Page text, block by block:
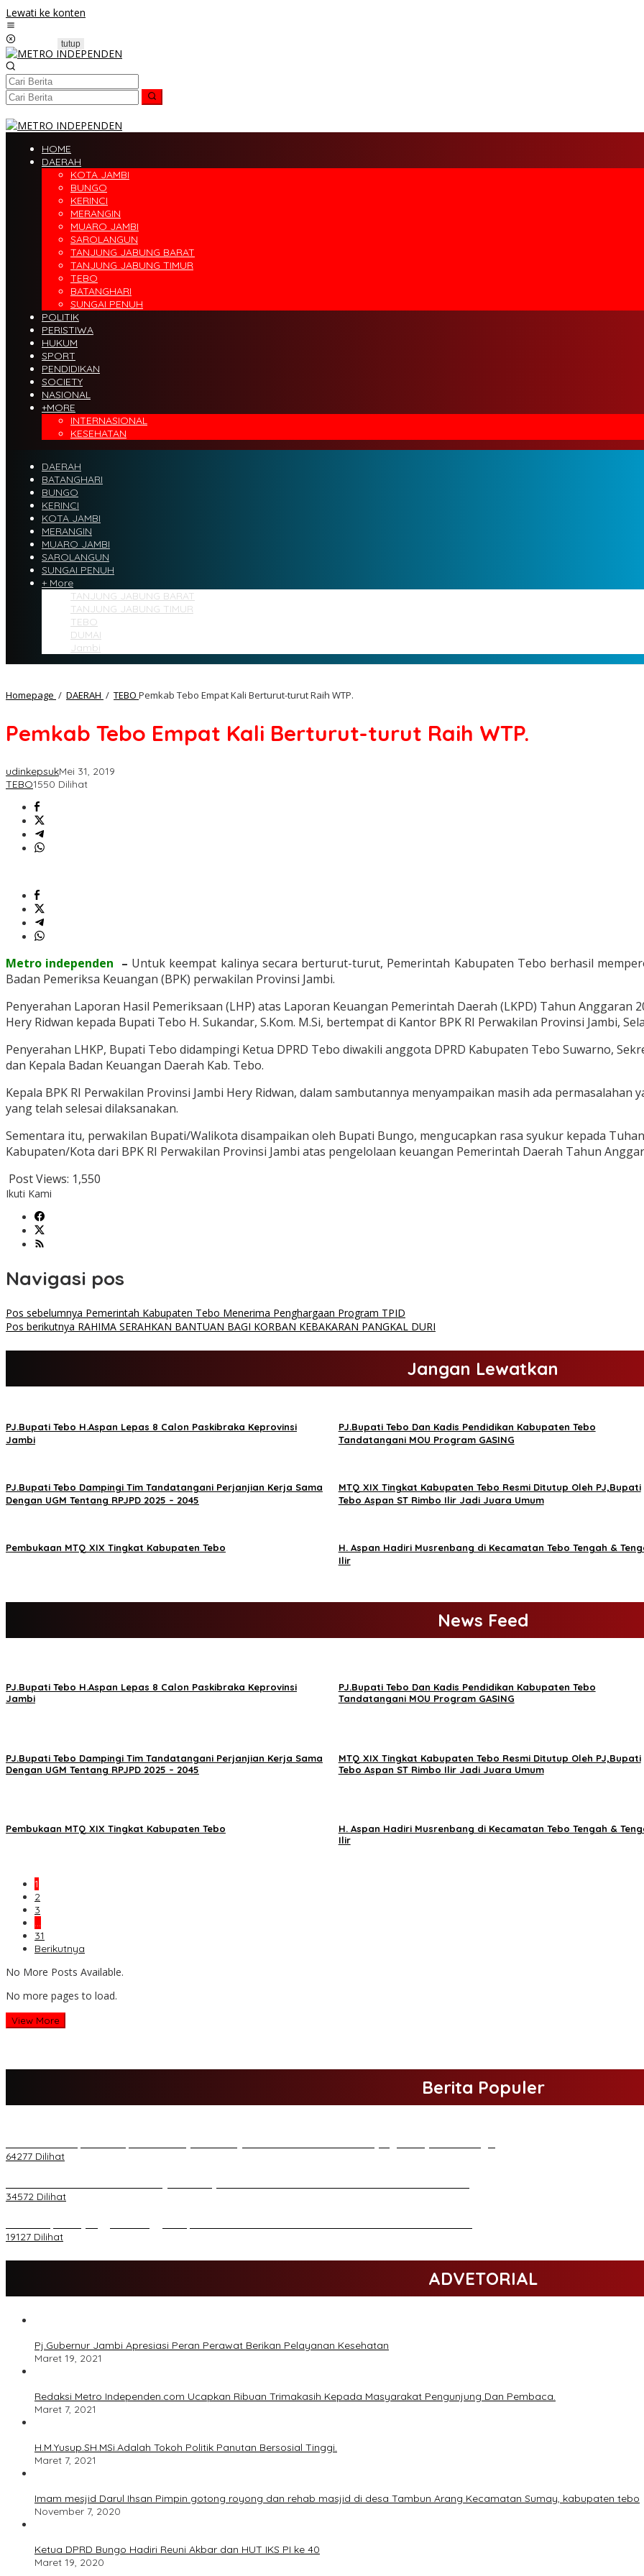
Lewati ke konten
HOME
DAERAH
KOTA JAMBI
BUNGO
KERINCI
MERANGIN
MUARO JAMBI
SAROLANGUN
TANJUNG JABUNG BARAT
TANJUNG JABUNG TIMUR
TEBO
BATANGHARI
SUNGAI PENUH
POLITIK
PERISTIWA
HUKUM
SPORT
PENDIDIKAN
SOCIETY
NASIONAL
+MORE
INTERNASIONAL
KESEHATAN
DAERAH
BATANGHARI
BUNGO
KERINCI
KOTA JAMBI
MERANGIN
MUARO JAMBI
SAROLANGUN
SUNGAI PENUH
+ More
TANJUNG JABUNG BARAT
TANJUNG JABUNG TIMUR
TEBO
DUMAI
Jambi
tutup
Homepage / DAERAH / TEBO Pemkab Tebo Empat Kali Berturut-turut Raih WTP.
Pemkab Tebo Empat Kali Berturut-turut Raih WTP.
udinkepsukMei 31, 2019
TEBO1550 Dilihat
Metro independen – Untuk keempat kalinya secara berturut-turut, Pemerintah Kabupaten Tebo berhasil
Badan Pemeriksa Keuangan (BPK) perwakilan Provinsi Jambi.
Penyerahan Laporan Hasil Pemeriksaan (LHP) atas Laporan Keuangan Pemerintah Daerah (LKPD) Tahun Anggaran
Hery Ridwan kepada Bupati Tebo H. Sukandar, S.Kom. M.Si, bertempat di Kantor BPK RI Perwakilan Provinsi Jambi,
Penyerahan LHKP, Bupati Tebo didampingi Ketua DPRD Tebo diwakili anggota DPRD Kabupaten Tebo Suwarno,
dan Kepala Badan Keuangan Daerah Kab. Tebo.
Kepala BPK RI Perwakilan Provinsi Jambi Hery Ridwan, dalam sambutannya menyampaikan masih ada
yang telah selesai dilaksanakan.
Sementara itu, perwakilan Bupati/Walikota disampaikan oleh Bupati Bungo, mengucapkan rasa syukur kepada
Kabupaten/Kota dari BPK RI Perwakilan Provinsi Jambi atas pengelolaan keuangan Pemerintah Daerah Tahun
Post Views: 1,550
Ikuti Kami
Navigasi pos
Pos sebelumnya Pemerintah Kabupaten Tebo Menerima Penghargaan Program TPID
Pos berikutnya RAHIMA SERAHKAN BANTUAN BAGI KORBAN KEBAKARAN PANGKAL DURI
Jangan Lewatkan
PJ.Bupati Tebo H.Aspan Lepas 8 Calon Paskibraka Keprovinsi
Jambi
PJ.Bupati Tebo Dan Kadis Pendidikan Kabupaten Tebo
Tandatangani MOU Program GASING
PJ.Bupati Tebo Dampingi Tim Tandatangani Perjanjian Kerja Sama
Dengan UGM Tentang RPJPD 2025 – 2045
MTQ XIX Tingkat Kabupaten Tebo Resmi Ditutup Oleh PJ,Bupati
Tebo Aspan ST Rimbo Ilir Jadi Juara Umum
Pembukaan MTQ XIX Tingkat Kabupaten Tebo
H. Aspan Hadiri Musrenbang di Kecamatan Tebo Tengah &
Ilir
News Feed
PJ.Bupati Tebo H.Aspan Lepas 8 Calon Paskibraka Keprovinsi
Jambi
PJ.Bupati Tebo Dan Kadis Pendidikan Kabupaten Tebo
Tandatangani MOU Program GASING
PJ.Bupati Tebo Dampingi Tim Tandatangani Perjanjian Kerja Sama
Dengan UGM Tentang RPJPD 2025 – 2045
MTQ XIX Tingkat Kabupaten Tebo Resmi Ditutup Oleh PJ,Bupati
Tebo Aspan ST Rimbo Ilir Jadi Juara Umum
Pembukaan MTQ XIX Tingkat Kabupaten Tebo
H. Aspan Hadiri Musrenbang di Kecamatan Tebo Tengah &
Ilir
1
2
3
…
31
Berikutnya
No More Posts Available.
No more pages to load.
View More
Berita Populer
64277 Dilihat
34572 Dilihat
19127 Dilihat
ADVETORIAL
Pj.Gubernur Jambi Apresiasi Peran Perawat Berikan Pelayanan Kesehatan
Maret 19, 2021
Redaksi Metro Independen.com Ucapkan Ribuan Trimakasih Kepada Masyarakat Pengunjung Dan Pembaca.
Maret 7, 2021
H.M.Yusup.SH.MSi.Adalah Tokoh Politik Panutan Bersosial Tinggi.
Maret 7, 2021
Imam mesjid Darul Ihsan Pimpin gotong royong dan rehab masjid di desa Tambun Arang Kecamatan Sumay, kabupaten tebo
November 7, 2020
Ketua DPRD Bungo Hadiri Reuni Akbar dan HUT IKS PI ke 40
Maret 19, 2020